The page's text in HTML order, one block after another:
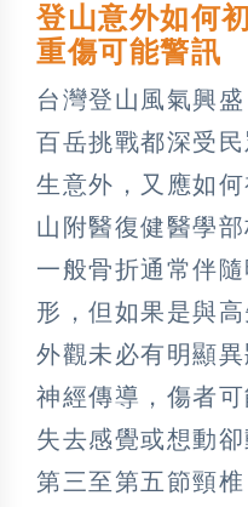
登山意外如何
重傷可能警訊
台灣登山風氣興
百岳挑戰都深受
生意外，又應如
山附醫復健醫學
一般骨折通常伴
形，但如果是與
外觀未必有明顯
神經傳導，傷者可
失去感覺或想動
第三至第五節頸